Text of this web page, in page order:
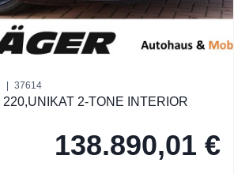
37614
2-TONE INTERIOR
138.890,01 €